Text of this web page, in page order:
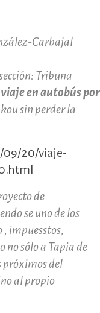
Carbajal
Tribuna
en autobús por
sin perder la
09/20/viaje-
de
se uno de los
, impuesstos,
no sólo a Tapia de
próximos del
al propio